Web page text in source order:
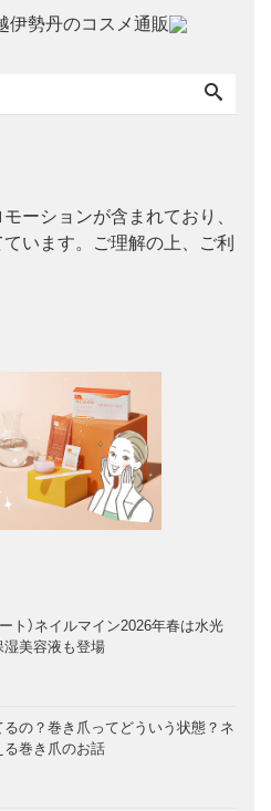
ーションが含まれており、
います。ご理解の上、ご利
ト）ネイルマイン2026年春は水光
美容液も登場
の？巻き爪ってどういう状態？ネ
巻き爪のお話